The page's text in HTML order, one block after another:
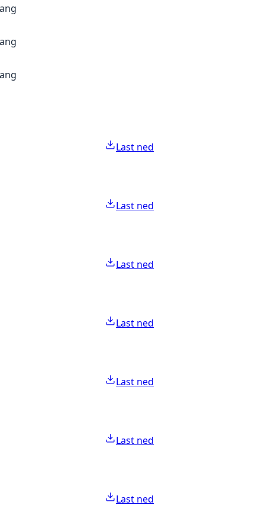
Last ned
Last ned
Last ned
Last ned
Last ned
Last ned
Last ned